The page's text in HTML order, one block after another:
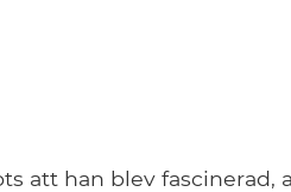
att han blev